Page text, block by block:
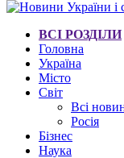
ВСІ РОЗДІЛИ
Головна
Україна
Місто
Світ
Всі
Росія
Бізнес
Наука